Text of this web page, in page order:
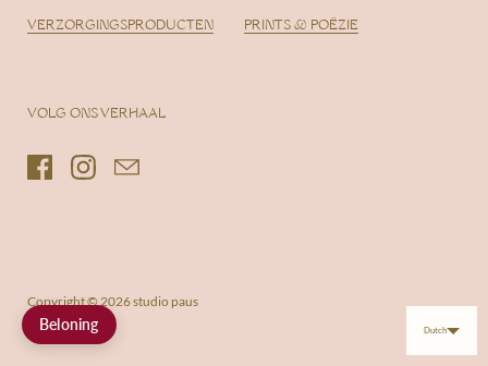
VERZORGINGSPRODUCTEN PRINTS & POËZIE
VOLG ONS VERHAAL
FacebookInstagramEmail
Copyright © 2026studio paus
Beloning Dutch